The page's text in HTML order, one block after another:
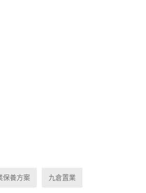
保養方案 九倉置業